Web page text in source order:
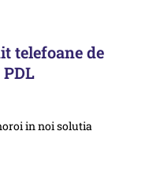
telefoane de